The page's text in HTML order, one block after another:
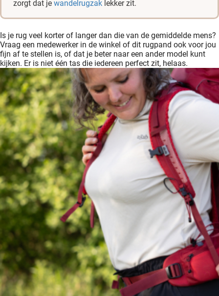
zorgt dat je wandelrugzak lekker zit.
Is je rug veel korter of langer dan die van de gemiddelde mens?
Vraag een medewerker in de winkel of dit rugpand ook voor jou
fijn af te stellen is, of dat je beter naar een ander model kunt
kijken. Er is niet één tas die iedereen perfect zit, helaas.